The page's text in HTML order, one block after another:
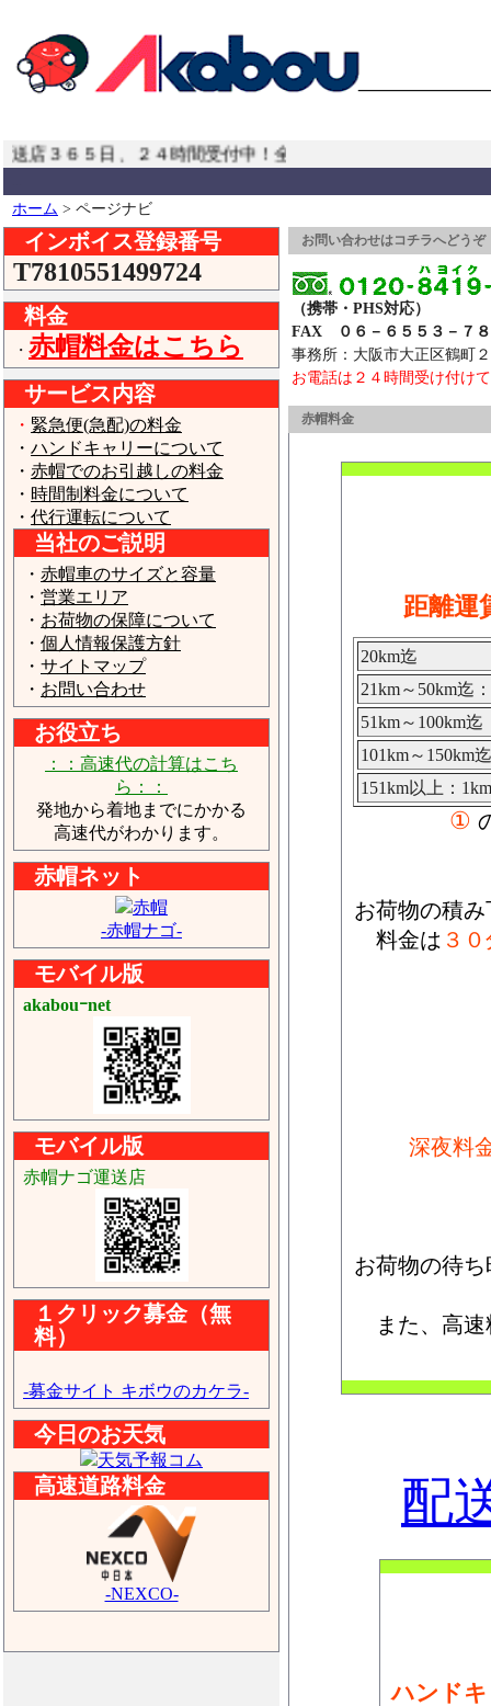
３６５日、２４時間受付中！全国どこへでも責任を持って
ホーム > ページナビ
インボイス登録番号
T7810551499724
料金
・ 赤帽料金はこちら
サービス内容
・ 緊急便(急配)の料金
・ ハンドキャリーについて
・ 赤帽でのお引越しの料金
・ 時間制料金について
・ 代行運転について
当社のご説明
・ 赤帽車のサイズと容量
・ 営業エリア
・ お荷物の保障について
・ 個人情報保護方針
・ サイトマップ
・ お問い合わせ
お役立ち
：：高速代の計算はこち
ら：：
発地から着地までにかかる
高速代がわかります。
赤帽ネット
-赤帽ナゴ-
モバイル版
akabouｰnet
モバイル版
赤帽ナゴ運送店
１クリック募金（無
料）
-募金サイト キボウのカケラ-
今日のお天気
高速道路料金
-NEXCO-
お問い合わせはコチラへどうぞ
（携帯・PHS対応）
FAX ０６－６５５３－７
事務所：大阪市大正区鶴町
お電話は２４時間受け付け
赤帽料金
距離
20km迄
21km～50km迄
51km～100km迄
101km～150km
151km以上：
①
お荷物の積
料金は ３
深夜料
お荷物の待
また、高
配
ハンド